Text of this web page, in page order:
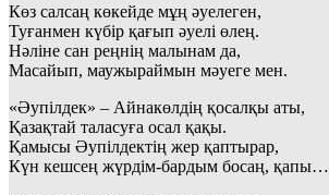
Көз салсаң көкейде мұң әуелеген,
Туғанмен күбір қағып әуелі өлең.
Нәліне сан реңнің малынам да,
Масайып, маужыраймын мәуеге мен.
«Әупілдек» – Айнакөлдің қосалқы аты,
Қазақтай таласуға осал қақы.
Қамысы Әупілдектің жер қаптырар,
Күн кешсең жүрдім-бардым босаң, қапы…